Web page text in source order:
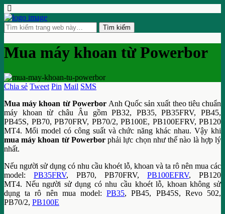
Mua máy khoan từ Powerbor
Chia sẻ Tweet Pin Mail SMS
Mua máy khoan từ PowerborAnh Quốc sản xuất theo tiêu chuẩn
máy khoan từ châu Âu gồm PB32, PB35, PB35FRV, PB45,
PB45S, PB70, PB70FRV, PB70/2, PB100E, PB100EFRV, PB120
MT4. Mổi model có công suất và chức năng khác nhau. Vậy khi
mua máy khoan từ Powerborphải lực chọn như thế nào là hợp lý
nhất.
Nếu người sử dụng có nhu cầu khoét lỗ, khoan và ta rô nên mua các
model: PB35FRV, PB70, PB70FRV, PB100EFRV, PB120
MT4. Nếu người sử dụng có nhu cầu khoét lỗ, khoan không sử
dụng ta rô nên mua model:PB35, PB45, PB45S, Revo 502,
PB70/2, PB100E